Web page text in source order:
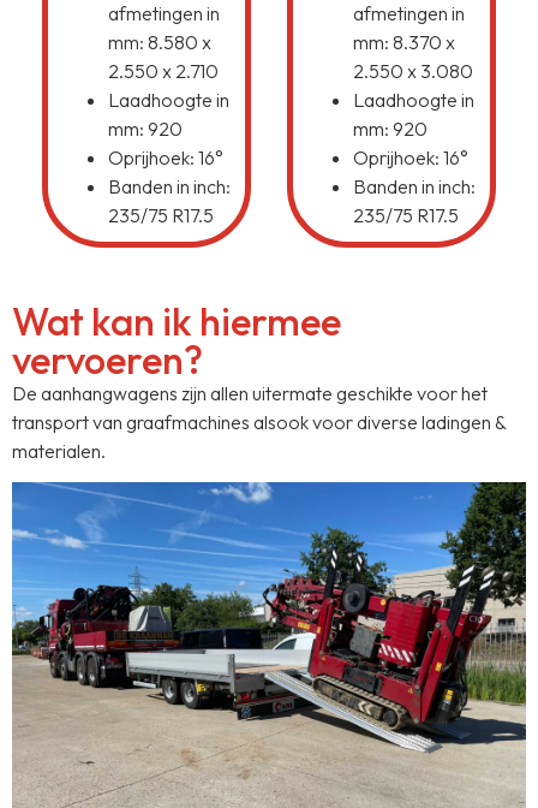
afmetingen in
mm: 8.580 x
2.550 x 2.710
Laadhoogte in
mm: 920
Oprijhoek: 16°
Banden in inch:
235/75 R17.5
afmetingen in
mm: 8.370 x
2.550 x 3.080
Laadhoogte in
mm: 920
Oprijhoek: 16°
Banden in inch:
235/75 R17.5
Wat kan ik hiermee
vervoeren?
De aanhangwagens zijn allen uitermate geschikte voor het
transport van graafmachines alsook voor diverse ladingen &
materialen.